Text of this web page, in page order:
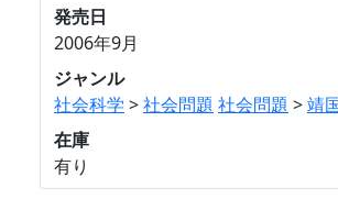
発売日
2006年9月
ジャンル
社会科学 >社会問題 社会問題 >靖
在庫
有り